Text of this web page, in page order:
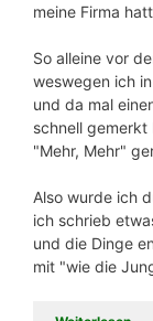
meine Firma
So alleine vor
weswegen ich
und da mal
schnell gemerkt
"Mehr, Mehr"
Also wurde ich
ich schrieb
und die Dinge
mit "wie die